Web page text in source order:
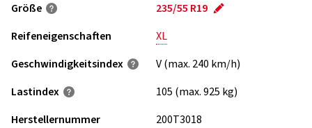
Größe
235/55 R19
Reifeneigenschaften
XL
Geschwindigkeits­index
V (max. 240 km/h)
Lastindex
105 (max. 925 kg)
Herstellernummer
200T3018